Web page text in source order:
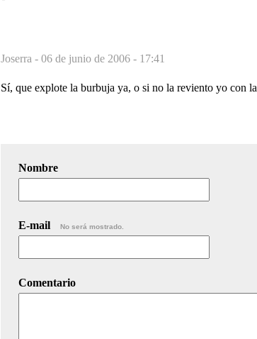
Joserra - 06 de junio de 2006 - 17:41
Sí, que explote la burbuja ya, o si no la reviento yo con
Nombre
E-mail No será mostrado.
Comentario